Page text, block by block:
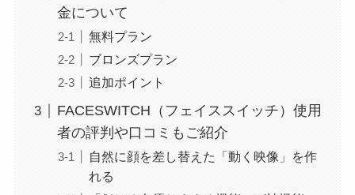
金について
無料プラン
ブロンズプラン
追加ポイント
FACESWITCH（フェイススイッチ）使用
者の評判や口コミもご紹介
自然に顔を差し替えた「動く映像」を作
れる